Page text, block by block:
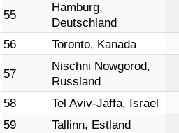
55
Hamburg,
Deutschland
56 Toronto, Kanada
57
Nischni Nowgorod,
Russland
58 Tel Aviv-Jaffa, Israel
59
Tallinn, Estland